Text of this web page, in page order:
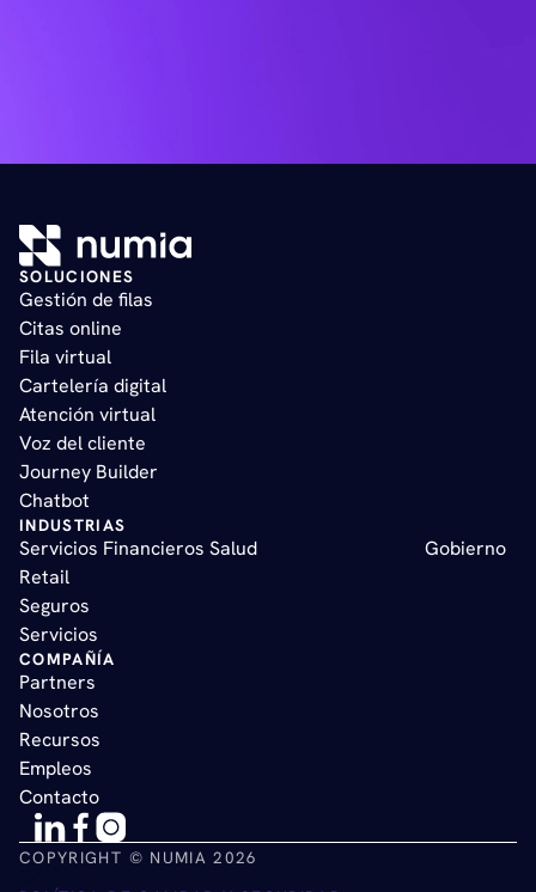
SOLUCIONES
Gestión de filas
Citas online
Fila virtual
Cartelería digital
Atención virtual
Voz del cliente
Journey Builder
Chatbot
INDUSTRIAS
Servicios Financieros Salud
Retail
Seguros
Servicios
COMPAÑÍA
Partners
Nosotros
Recursos
Empleos
Contacto
COPYRIGHT © NUMIA 2026